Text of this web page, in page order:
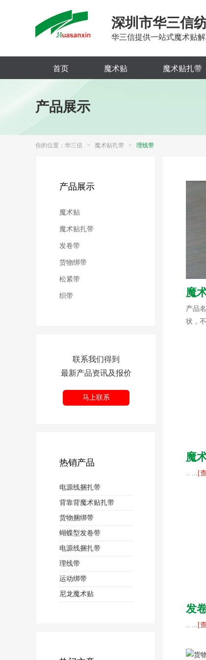
深圳市华三信
华三信提供一站式魔术贴
首页 魔术贴 魔术贴扎带
产品展示
你的位置： 华三信 > 魔术贴扎带 > 理线带
产品展示
魔术贴
魔术贴扎带
发卷带
货物绑带
松紧带
织带
联系我们得到
最新产品资讯及报价
马上联系
热销产品
电源线捆扎带
背靠背魔术贴扎带
货物捆绑带
蝴蝶型发卷带
电源线捆扎带
理线带
运动绑带
尼龙魔术贴
魔
产品
状，
魔
.. ... [
发
.. ... [